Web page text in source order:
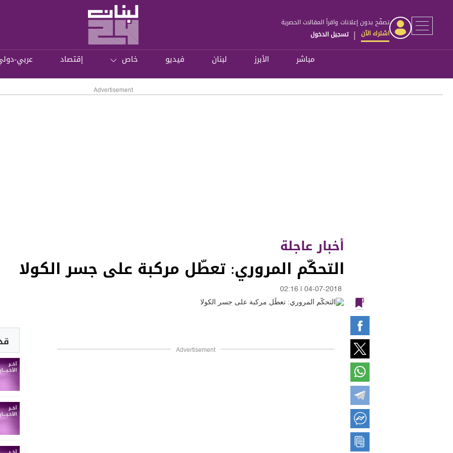
تصفّح بدون إعلانات واقرأ المقالات الحصرية
اشترك الآن | تسجيل الدخول
مباشر الأبرز لبنان فيديو خاص إقتصاد عربي-
Advertisement
أخبار عاجلة
التحكّم المروري: تعطّل مركبة على جسر الكولا
04-07-2018
02:16
Advertisement